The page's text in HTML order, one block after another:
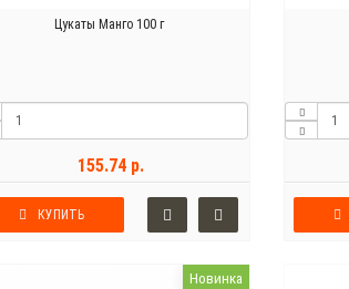
Цукаты Манго 100 г
155.74 р.
КУПИТЬ
Новинка